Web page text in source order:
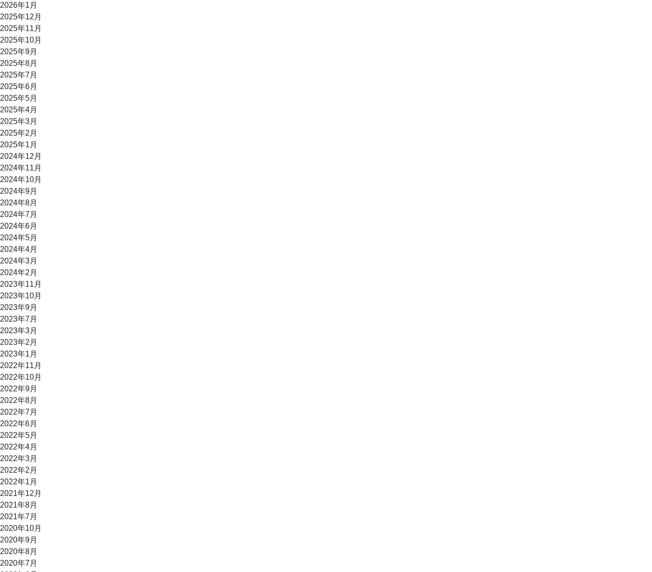
2026年1月
2025年12月
2025年11月
2025年10月
2025年9月
2025年8月
2025年7月
2025年6月
2025年5月
2025年4月
2025年3月
2025年2月
2025年1月
2024年12月
2024年11月
2024年10月
2024年9月
2024年8月
2024年7月
2024年6月
2024年5月
2024年4月
2024年3月
2024年2月
2023年11月
2023年10月
2023年9月
2023年7月
2023年3月
2023年2月
2023年1月
2022年11月
2022年10月
2022年9月
2022年8月
2022年7月
2022年6月
2022年5月
2022年4月
2022年3月
2022年2月
2022年1月
2021年12月
2021年8月
2021年7月
2020年10月
2020年9月
2020年8月
2020年7月